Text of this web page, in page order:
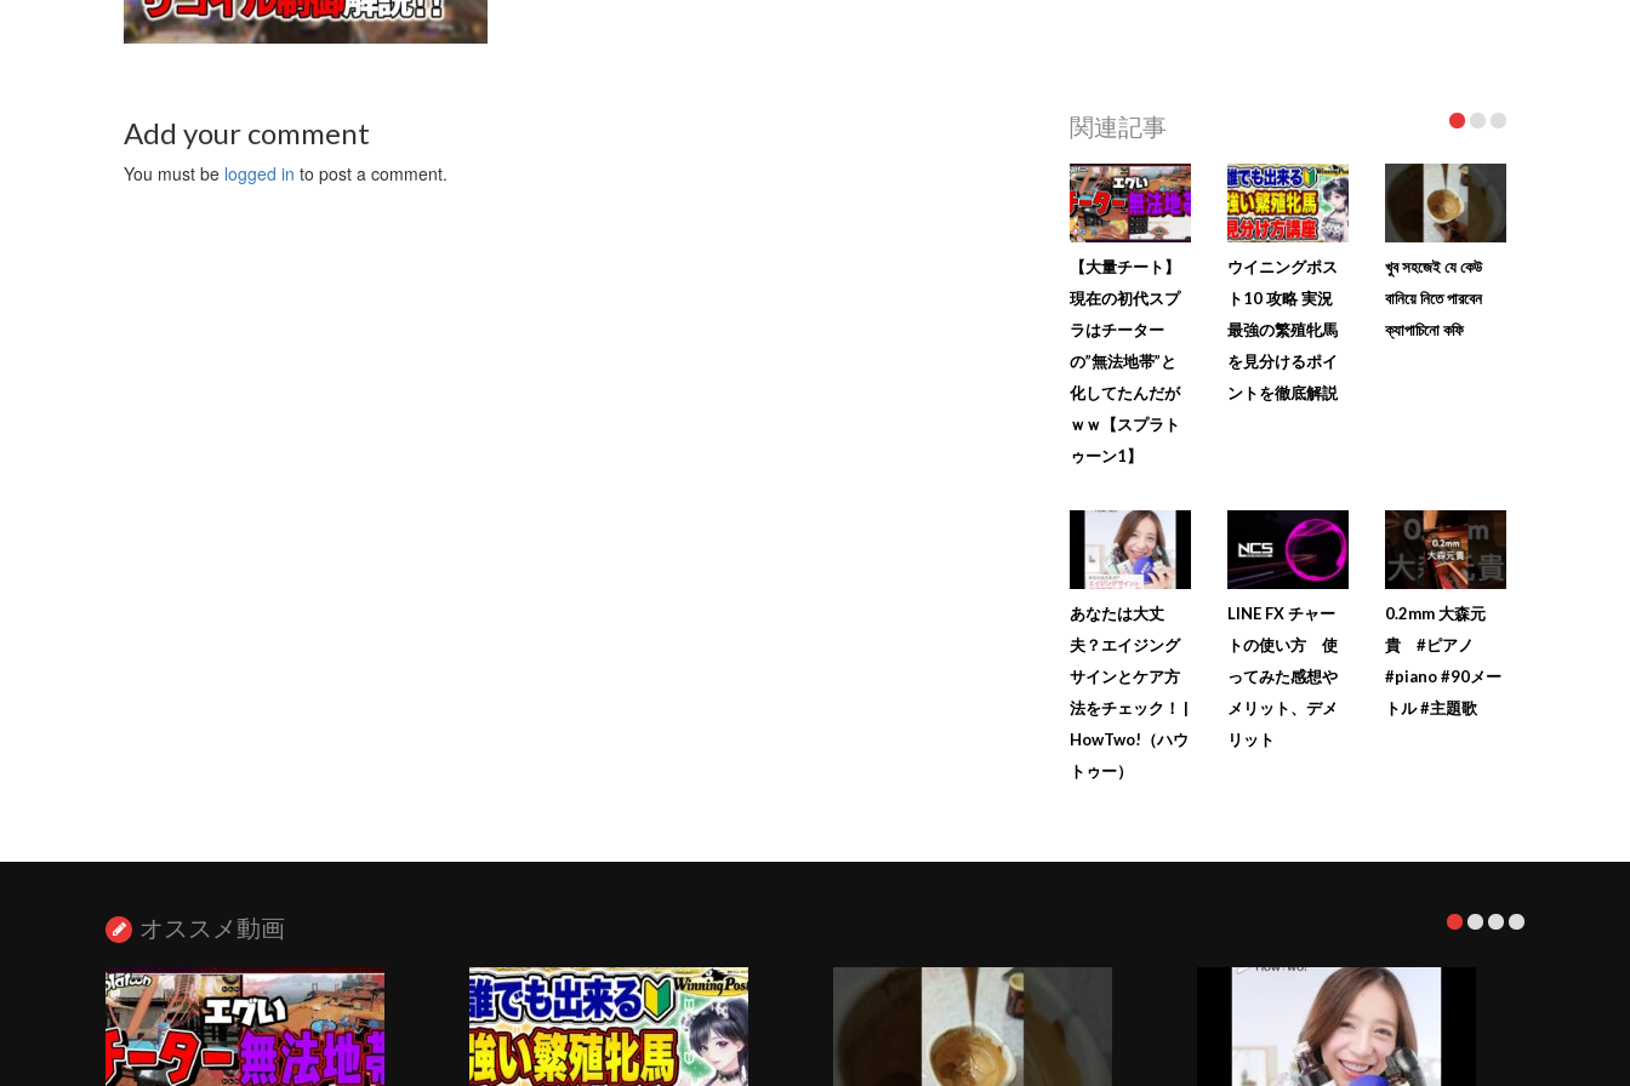
Add your comment
You must be logged in to post a comment.
関連記事
【大量チート】
現在の初代スプ
ラはチーター
の”無法地帯”と
化してたんだが
ｗｗ【スプラト
ゥーン1】
ウイニングポス
ト10 攻略 実況
最強の繁殖牝馬
を見分けるポイ
ントを徹底解説
খুব সহজেই যে কেউ
বানিয়ে নিতে পারবেন
ক্যাপাচিনো কফি
あなたは大丈
夫？エイジング
サインとケア方
法をチェック！ |
HowTwo!（ハウ
トゥー）
LINE FX チャー
トの使い方 使
ってみた感想や
メリット、デメ
リット
0.2mm 大森元
貴 #ピアノ
#piano #90メー
トル #主題歌
オススメ動画